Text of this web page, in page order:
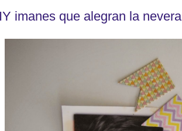
imanes que alegran la nevera